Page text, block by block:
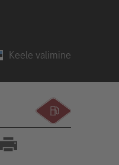
Keele valimine